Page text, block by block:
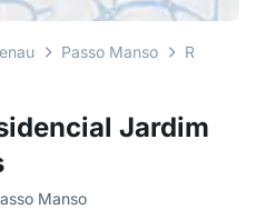
Jardim
Manso
Passo Manso Rua Elvira